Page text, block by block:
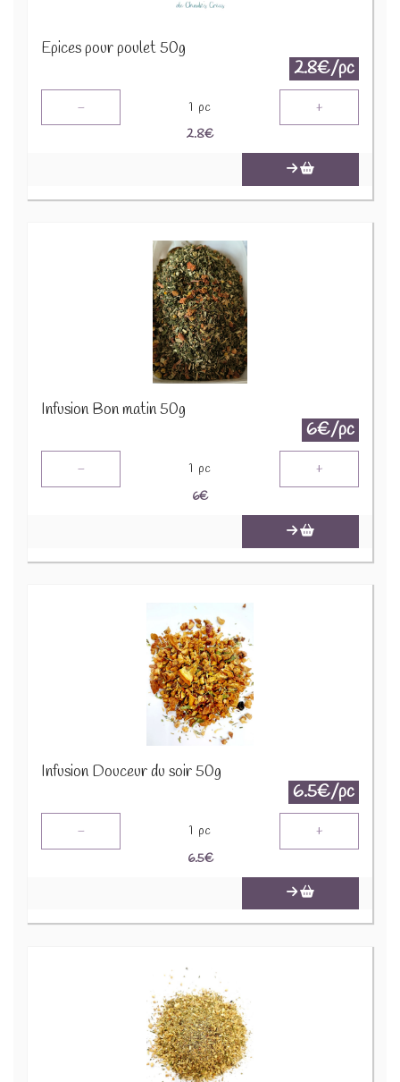
Epices pour poulet 50g
2.8€/pc
- 1 pc +
2.8€
Infusion Bon matin 50g
6€/pc
- 1 pc +
6€
Infusion Douceur du soir 50g
6.5€/pc
- 1 pc +
6.5€